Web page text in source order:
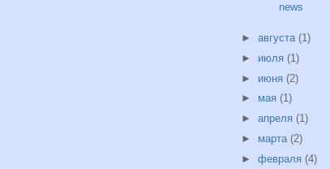
news
► августа (1)
► июля (1)
► июня (2)
► мая (1)
► апреля (1)
► марта (2)
► февраля (4)